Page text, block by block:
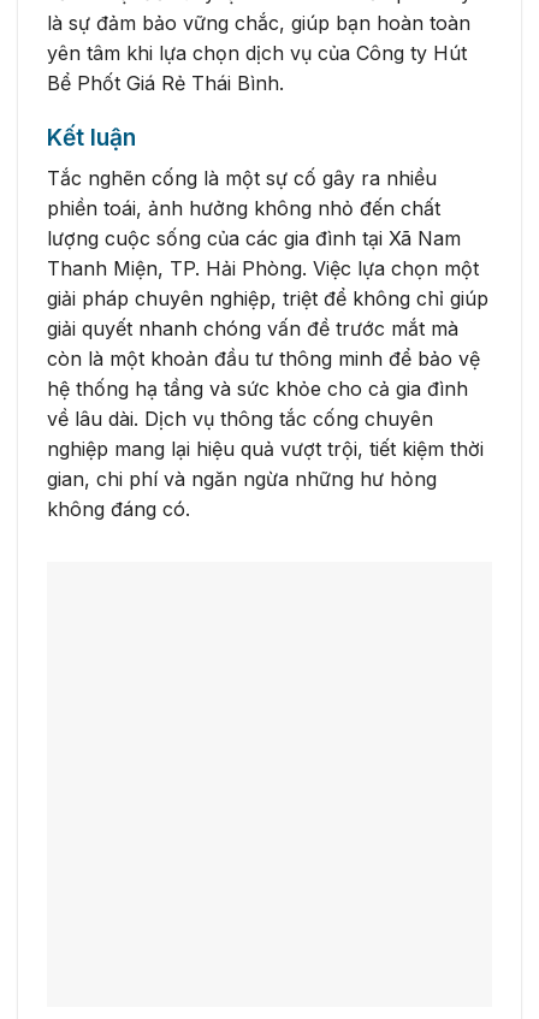
là sự đảm bảo vững chắc, giúp bạn hoàn toàn
yên tâm khi lựa chọn dịch vụ của Công ty Hút
Bể Phốt Giá Rẻ Thái Bình.
Kết luận
Tắc nghẽn cống là một sự cố gây ra nhiều
phiền toái, ảnh hưởng không nhỏ đến chất
lượng cuộc sống của các gia đình tại Xã Nam
Thanh Miện, TP. Hải Phòng. Việc lựa chọn một
giải pháp chuyên nghiệp, triệt để không chỉ giúp
giải quyết nhanh chóng vấn đề trước mắt mà
còn là một khoản đầu tư thông minh để bảo vệ
hệ thống hạ tầng và sức khỏe cho cả gia đình
về lâu dài. Dịch vụ thông tắc cống chuyên
nghiệp mang lại hiệu quả vượt trội, tiết kiệm thời
gian, chi phí và ngăn ngừa những hư hỏng
không đáng có.